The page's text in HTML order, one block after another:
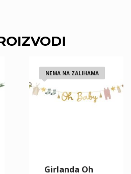
NEMA NA ZALIHAMA
Girlanda Oh